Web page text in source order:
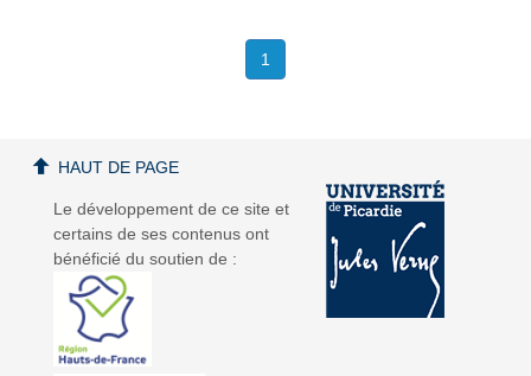
1
Le développement de ce site et
certains de ses contenus ont
bénéficié du soutien de :
HAUT DE PAGE